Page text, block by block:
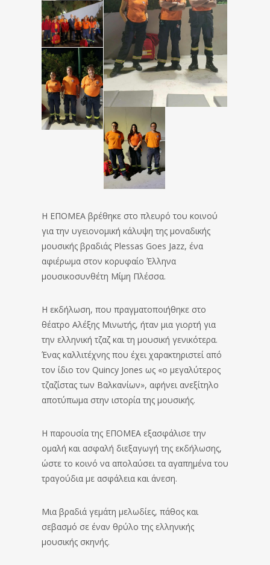
Η ΕΠΟΜΕΑ βρέθηκε στο πλευρό του κοινού
για την υγειονομική κάλυψη της μοναδικής
μουσικής βραδιάς Plessas Goes Jazz, ένα
αφιέρωμα στον κορυφαίο Έλληνα
μουσικοσυνθέτη Μίμη Πλέσσα.
Η εκδήλωση, που πραγματοποιήθηκε στο
θέατρο Αλέξης Μινωτής, ήταν μια γιορτή για
την ελληνική τζαζ και τη μουσική γενικότερα.
Ένας καλλιτέχνης που έχει χαρακτηριστεί από
τον ίδιο τον Quincy Jones ως «ο μεγαλύτερος
τζαζίστας των Βαλκανίων», αφήνει ανεξίτηλο
αποτύπωμα στην ιστορία της μουσικής.
Η παρουσία της ΕΠΟΜΕΑ εξασφάλισε την
ομαλή και ασφαλή διεξαγωγή της εκδήλωσης,
ώστε το κοινό να απολαύσει τα αγαπημένα του
τραγούδια με ασφάλεια και άνεση.
Μια βραδιά γεμάτη μελωδίες, πάθος και
σεβασμό σε έναν θρύλο της ελληνικής
μουσικής σκηνής.